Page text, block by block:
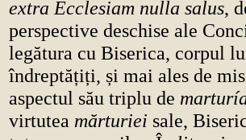
extra Ecclesiam nulla salus,
perspective deschise ale
legătura cu Biserica, corpul
îndreptățiți, și mai ales de
aspectul său triplu de
virtutea mărturiei sale,